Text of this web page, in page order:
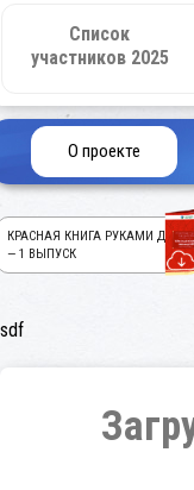
Список
участников 2025
О проекте
КРАСНАЯ КНИГА РУКАМИ
— 1 ВЫПУСК
sdf